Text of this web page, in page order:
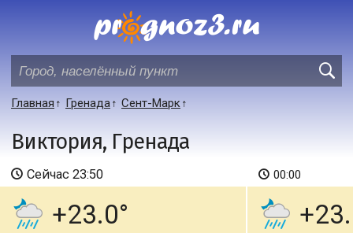
Главная Гренада Сент-Марк
Виктория, Гренада
Сейчас 23:50
+23.0
00:00